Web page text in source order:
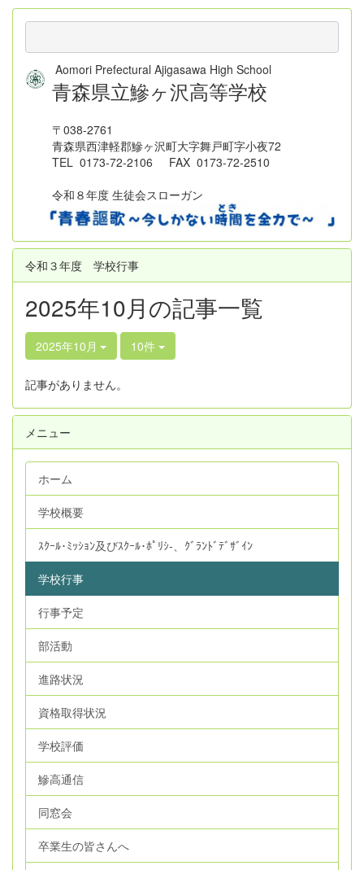
Aomori Prefectural Ajigasawa High School
青森県立鰺ヶ沢高等学校
〒038-2761
青森県西津軽郡鰺ヶ沢町大字舞戸町字小夜72
TEL 0173-72-2106 FAX 0173-72-2510
令和８年度 生徒会スローガン
令和３年度 学校行事
2025年10月の記事一覧
2025年10月 10件
記事がありません。
メニュー
ホーム
学校概要
ｽｸｰﾙ･ﾐｯｼｮﾝ及びｽｸｰﾙ･ﾎﾟﾘｼ‐、ｸﾞﾗﾝﾄﾞﾃﾞｻﾞｲﾝ
学校行事
行事予定
部活動
進路状況
資格取得状況
学校評価
鰺高通信
同窓会
卒業生の皆さんへ